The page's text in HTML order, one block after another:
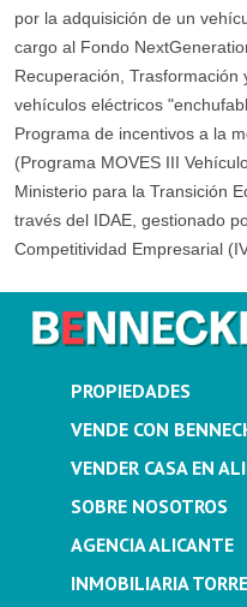
por la adquisición de un
cargo al Fondo
Recuperación, Trasformación
vehículos eléctricos
Programa de incentivos a la
(Programa MOVES III
Ministerio para la Transición
través del IDAE, gestionado
Competitividad Empresarial
PROPIEDADES
VENDE CON
VENDER CASA EN
SOBRE NOSOTROS
AGENCIA ALICANTE
INMOBILIARIA